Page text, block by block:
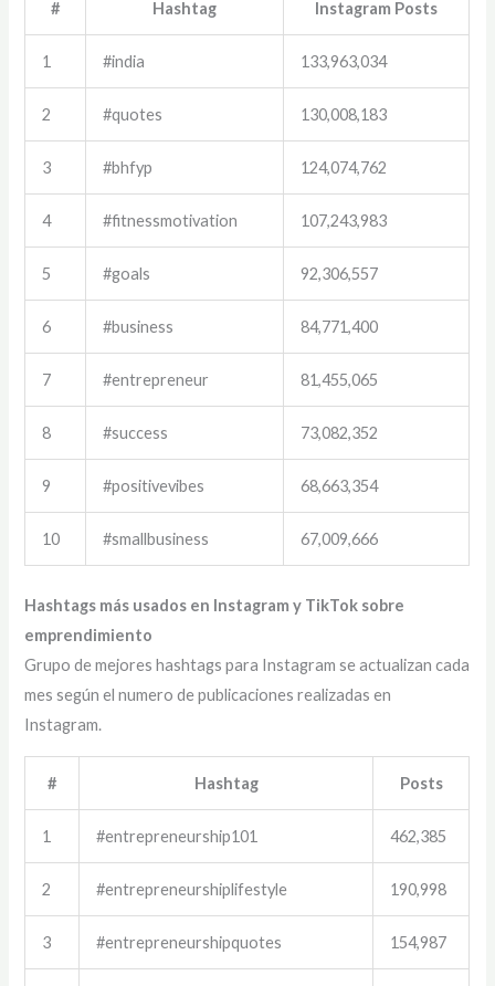
# Hashtag Instagram Posts
1 #india 133,963,034
2 #quotes 130,008,183
3 #bhfyp 124,074,762
4 #fitnessmotivation 107,243,983
5 #goals 92,306,557
6 #business 84,771,400
7 #entrepreneur 81,455,065
8 #success 73,082,352
9 #positivevibes 68,663,354
10 #smallbusiness 67,009,666
Hashtags más usados en Instagram y TikTok sobre
emprendimiento
Grupo de mejores hashtags para Instagram se actualizan cada
mes según el numero de publicaciones realizadas en
Instagram.
# Hashtag Posts
1 #entrepreneurship101 462,385
2 #entrepreneurshiplifestyle 190,998
3 #entrepreneurshipquotes 154,987